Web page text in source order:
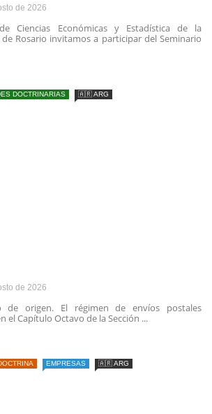
de 2026
Ciencias Económicas y Estadística de la
Rosario invitamos a participar del Seminario
DOCTRINARIAS 🇦🇷 ARG
de 2026
de origen. El régimen de envíos postales
el Capítulo Octavo de la Sección ...
EMPRESAS 🇦🇷 ARG